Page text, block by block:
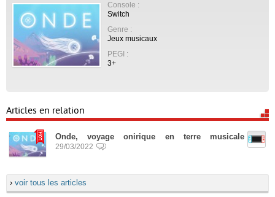
Console :
Switch
Genre :
Jeux musicaux
PEGI :
3+
Articles en relation
Onde, voyage onirique en terre musicale
29/03/2022
› voir tous les articles